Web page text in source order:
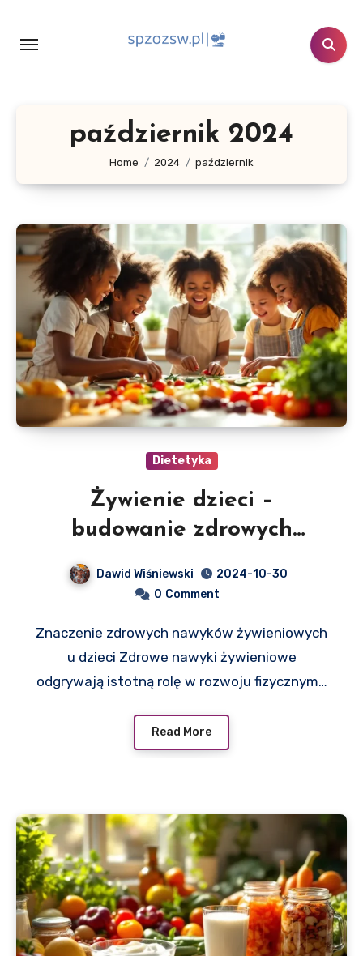
content
październik 2024
Home 2024 październik
Dietetyka
Żywienie dzieci –
budowanie zdrowych
nawyków od najmłodszych
lat
Dawid Wiśniewski
2024-10-30
0 Comment
Znaczenie zdrowych nawyków żywieniowych
u dzieci Zdrowe nawyki żywieniowe
odgrywają istotną rolę w rozwoju fizycznym…
Read More